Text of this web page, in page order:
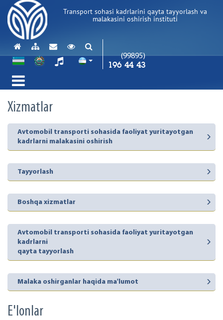
Transport sohasi kadrlarini qayta tayyorlash va
malakasini oshirish instituti
(99895)
196 44 43
Xizmatlar
Avtomobil transporti sohasida faoliyat yuritayotgan
kadrlarni malakasini oshirish
Tayyorlash
Boshqa xizmatlar
Avtomobil transporti sohasida faoliyat yuritayotgan
kadrlarni
qayta tayyorlash
Malaka oshirganlar haqida ma'lumot
E'lonlar